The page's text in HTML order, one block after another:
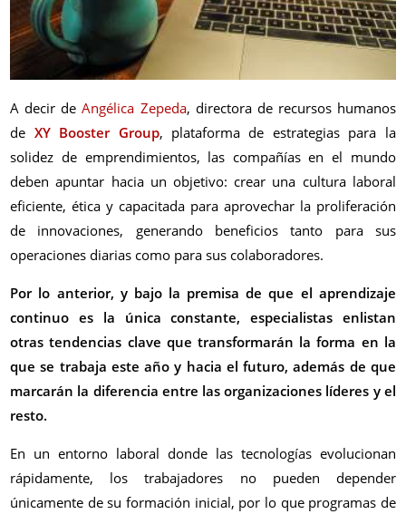
A decir de Angélica Zepeda, directora de recursos humanos
de XY Booster Group, plataforma de estrategias para la
solidez de emprendimientos, las compañías en el mundo
deben apuntar hacia un objetivo: crear una cultura laboral
eficiente, ética y capacitada para aprovechar la proliferación
de innovaciones, generando beneficios tanto para sus
operaciones diarias como para sus colaboradores.
Por lo anterior, y bajo la premisa de que el aprendizaje
continuo es la única constante, especialistas enlistan
otras tendencias clave que transformarán la forma en la
que se trabaja este año y hacia el futuro, además de que
marcarán la diferencia entre las organizaciones líderes y el
resto.
En un entorno laboral donde las tecnologías evolucionan
rápidamente, los trabajadores no pueden depender
únicamente de su formación inicial, por lo que programas de